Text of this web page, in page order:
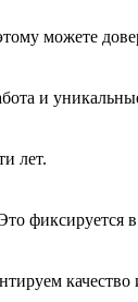
можете
и
лет.
фиксируется в